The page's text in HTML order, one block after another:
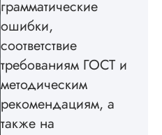
изображения
бесплатного
редактирования
не
Читать полный
грамматические
ошибки,
соответствие
требованиям ГОСТ и
методическим
рекомендациям, а
также на